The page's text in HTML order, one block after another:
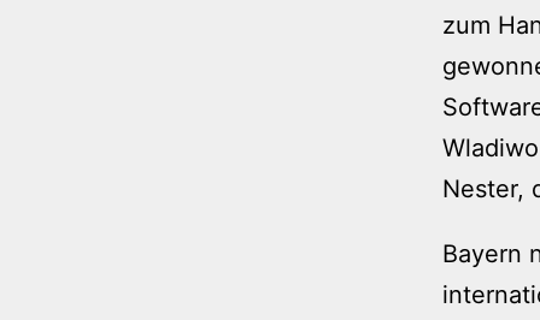
zum
Nester,
Bayern